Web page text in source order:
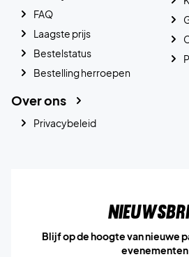
FAQ
Laagste prijs
Bestelstatus
Bestelling herroepen
Over ons
Privacybeleid
Blijf op de hoogte van nieuwe